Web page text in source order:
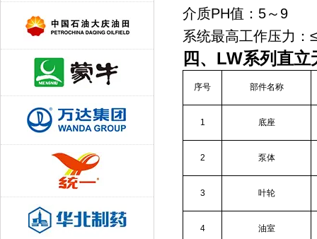
介质PH值：5～9
系统最高工作压力：
四、LW系列直
序号 部件名称
1 底座
2 泵体
3 叶轮
4 油室